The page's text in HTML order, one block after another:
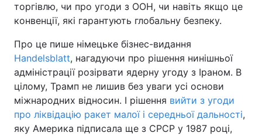
Спорт Наука
Зброя Інциденти
Здоров'я Туризм
Цікавинки Погода
торгівлю, чи про угоди з ООН, чи навіть якщо це
конвенції, які гарантують глобальну безпеку.
Про це пише німецьке бізнес-видання
Handelsblatt, нагадуючи про рішення нинішньої
адміністрації розірвати ядерну угоду з Іраном. В
цілому, Трамп не лишив без уваги усі основи
міжнародних відносин. І рішення вийти з угоди
про ліквідацію ракет малої і середньої дальності,
яку Америка підписала ще з СРСР у 1987 році,